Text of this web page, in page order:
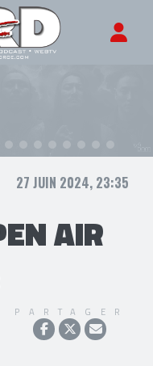
27 JUIN 2024, 23:35
AIR
PARTAGER